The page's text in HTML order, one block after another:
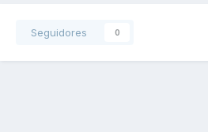
Seguidores 0